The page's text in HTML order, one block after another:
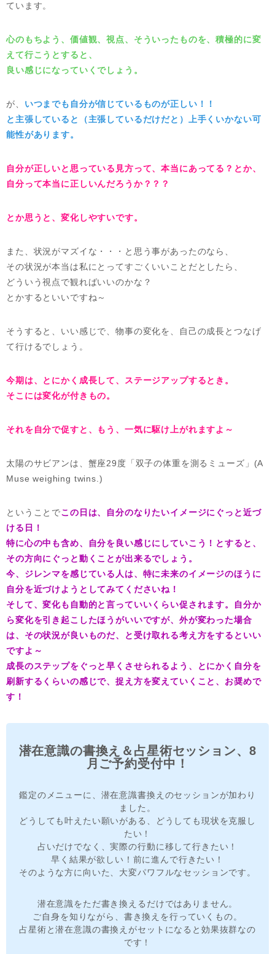
ています。
心のもちよう、価値観、視点、そういったものを、積極的に変
えて行こうとすると、
良い感じになっていくでしょう。
が、 いつまでも自分が信じているものが正しい！！
と主張していると（主張しているだけだと）上手くいかない可
能性があります。
自分が正しいと思っている見方って、本当にあってる？とか、
自分って本当に正しいんだろうか？？？
とか思うと、変化しやすいです。
また、状況がマズイな・・・と思う事があったのなら、
その状況が本当は私にとってすごくいいことだとしたら、
どういう視点で観ればいいのかな？
とかするといいですね～
そうすると、いい感じで、物事の変化を、自己の成長とつなげ
て行けるでしょう。
今期は、とにかく成長して、ステージアップするとき。
そこには変化が付きもの。
それを自分で促すと、もう、一気に駆け上がれますよ～
太陽のサビアンは、蟹座29度「双子の体重を測るミューズ」(A
Muse weighing twins.)
ということでこの日は、自分のなりたいイメージにぐっと近づ
ける日！
特に心の中も含め、自分を良い感じにしていこう！とすると、
その方向にぐっと動くことが出来るでしょう。
今、ジレンマを感じている人は、特に未来のイメージのほうに
自分を近づけようとしてみてくださいね！
そして、変化も自動的と言っていいくらい促されます。自分か
ら変化を引き起こしたほうがいいですが、外が変わった場合
は、その状況が良いものだ、と受け取れる考え方をするといい
ですよ～
成長のステップをぐっと早くさせられるよう、とにかく自分を
刷新するくらいの感じで、捉え方を変えていくこと、お奨めで
す！
潜在意識の書換え＆占星術セッション、8
月ご予約受付中！
鑑定のメニューに、潜在意識書換えのセッションが加わり
ました。
どうしても叶えたい願いがある、どうしても現状を克服し
たい！
占いだけでなく、実際の行動に移して行きたい！
早く結果が欲しい！前に進んで行きたい！
そのような方に向いた、大変パワフルなセッションです。
潜在意識をただ書き換えるだけではありません。
ご自身を知りながら、書き換えを行っていくもの。
占星術と潜在意識の書換えがセットになると効果抜群なの
です！